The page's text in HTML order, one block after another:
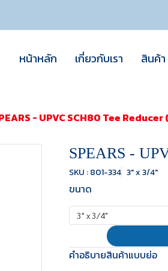
หน้าหลัก เกี่ยวกับเรา สินค้า
- UPVC SCH80 Tee Reducer
SPEARS -
SKU : 801-334 3" x 3/4"
ขนาด
3" x 3/4"
คำอธิบายสินค้าแบบย่อ